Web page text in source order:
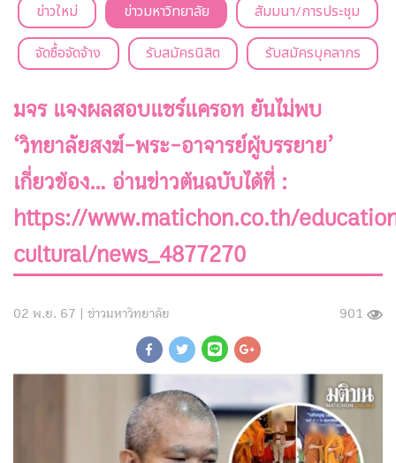
ข่าวใหม่ ข่าวมหาวิทยาลัย
สัมมนา/การประชุม
จัดซื้อจัดจ้าง
รับสมัครนิสิต รับสมัครบุคลากร
มจร แจงผลสอบแชร์แครอท ยันไม่พบ
‘วิทยาลัยสงฆ์-พระ-อาจารย์ผู้บรรยาย’
เกี่ยวข้อง... อ่านข่าวต้นฉบับได้ที่ :
https://www.matichon.co.th/
cultural/news_4877270
02 พ.ย. 67 | ข่าวมหาวิทยาลัย 901